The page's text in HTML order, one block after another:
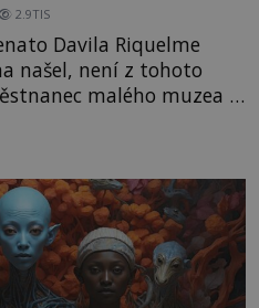
2.9TIS
Davila Riquelme
našel, není z tohoto
malého muzea v
nedaleko
sestupuje z posvátné
Vědci
Už na